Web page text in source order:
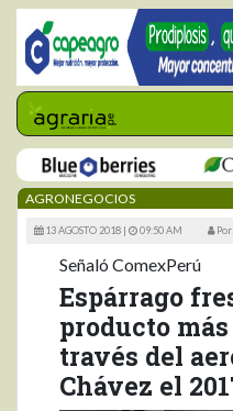
AGRONEGOCIOS
13 AGOSTO 2018 | 09:50 AM
Señaló ComexPerú
Espárrago
producto
través del
Chávez el